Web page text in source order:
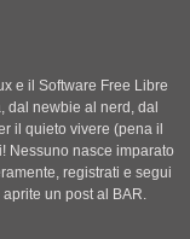
e il Software Free Libre
dal newbie al nerd, dal
il quieto vivere (pena il
Nessuno nasce imparato
registrati e segui
un post al BAR.